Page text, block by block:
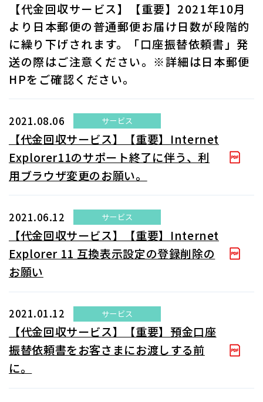
【代金回収サービス】【重要】2021年10月
より日本郵便の普通郵便お届け日数が段階的
に繰り下げされます。「口座振替依頼書」発
送の際はご注意ください。※詳細は日本郵便
HPをご確認ください。
2021.08.06 サービス
【代金回収サービス】【重要】Internet
Explorer11のサポート終了に伴う、利
用ブラウザ変更のお願い​。
2021.06.12 サービス
【代金回収サービス】【重要】Internet
Explorer 11 互換表示設定の登録削除の
お願い
2021.01.12 サービス
【代金回収サービス】【重要】預金口座
振替依頼書をお客さまにお渡しする前
に。